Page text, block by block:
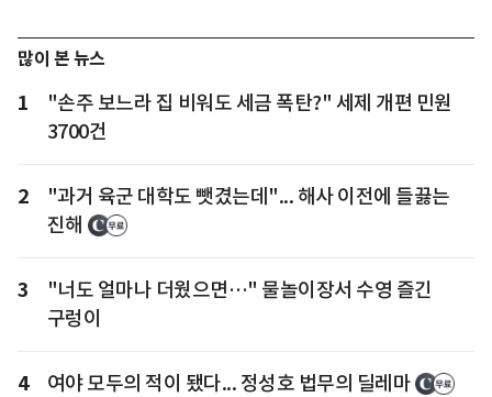
많이 본 뉴스
1
"손주 보느라 집 비워도 세금 폭탄?" 세제 개편 민원
3700건
2
"과거 육군 대학도 뺏겼는데"... 해사 이전에 들끓는
진해
3
"너도 얼마나 더웠으면…" 물놀이장서 수영 즐긴
구렁이
4 여야 모두의 적이 됐다... 정성호 법무의 딜레마